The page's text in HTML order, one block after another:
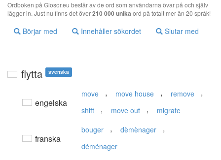
Ordboken på Glosor.eu består av de ord som användarna övar på och själv
lägger in. Just nu finns det över210 000 unika ord på totalt mer än 20 språk!
Börjar med Innehåller sökordet Slutar med
flytta svenska
engelska
move , move house , remove ,
shift , move out , migrate
franska
bouger , dèmènager ,
déménager